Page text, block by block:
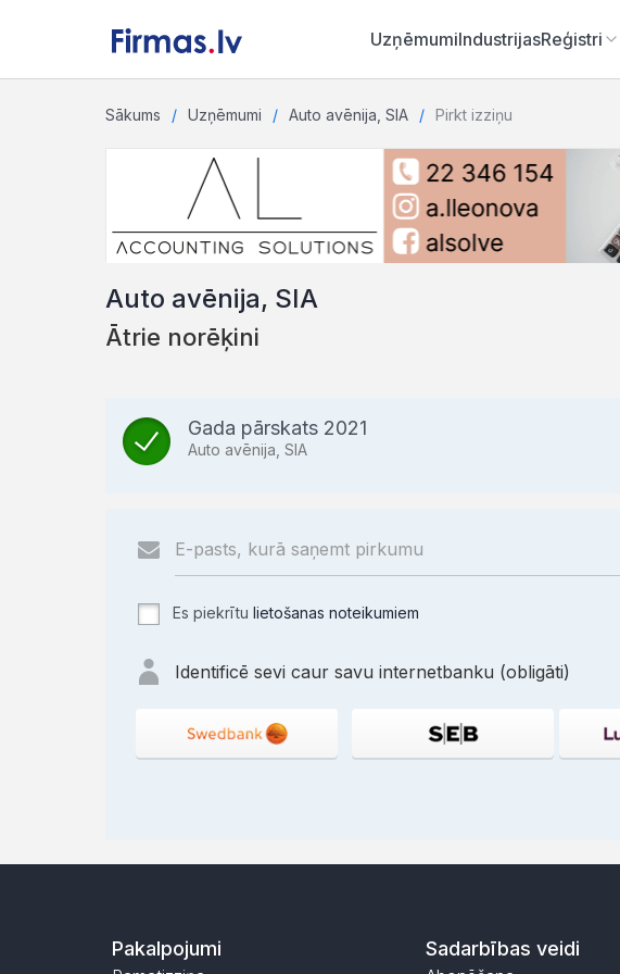
UzņēmumiIndustrijasReģistri
Sākums Uzņēmumi Auto avēnija, SIA Pirkt izziņu
Auto avēnija, SIA
Ātrie norēķini
Gada pārskats 2021
Auto avēnija, SIA
Es piekrītu lietošanas noteikumiem
Identificē sevi caur savu internetbanku (obligāti)
Pakalpojumi Sadarbības veidi